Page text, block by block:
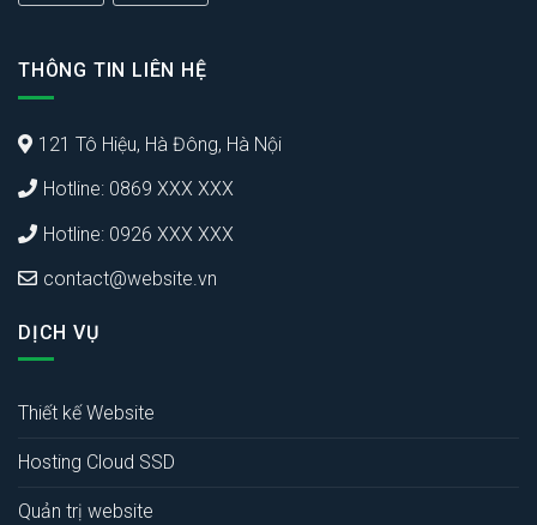
THÔNG TIN LIÊN HỆ
121 Tô Hiệu, Hà Đông, Hà Nội
Hotline: 0869 XXX XXX
Hotline: 0926 XXX XXX
contact@website.vn
DỊCH VỤ
Thiết kế Website
Hosting Cloud SSD
Quản trị website